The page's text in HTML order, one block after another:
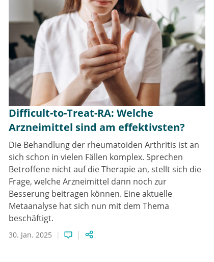
Difficult-to-Treat-RA: Welche
Arzneimittel sind am effektivsten?
Die Behandlung der rheumatoiden Arthritis ist an
sich schon in vielen Fällen komplex. Sprechen
Betroffene nicht auf die Therapie an, stellt sich die
Frage, welche Arzneimittel dann noch zur
Besserung beitragen können. Eine aktuelle
Metaanalyse hat sich nun mit dem Thema
beschäftigt.
30. Jan. 2025